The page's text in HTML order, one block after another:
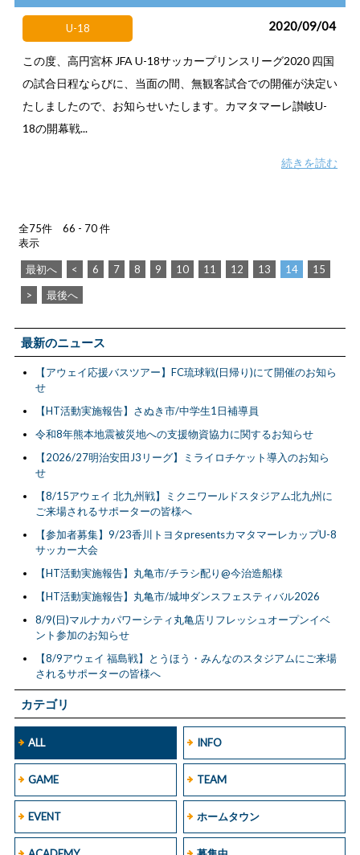
カテゴリ
ALL INFO
GAME TEAM
EVENT ホームタウン
U-18 2020/09/04
この度、高円宮杯 JFA U-18サッカープリンスリーグ2020 四国
の試合日程ならびに、当面の間、無観客試合での開催が決定い
たしましたので、お知らせいたします。カマタマーレ讃岐U-
18の開幕戦...
続きを読む
全75件 66 - 70 件
表示
最初へ < 6 7 8 9 10 11 12 13 14
15
>
最後へ
最新のニュース
【アウェイ応援バスツアー】FC琉球戦(日帰り)にて開催のお知ら
せ
【HT活動実施報告】さぬき市/中学生1日補導員
令和8年熊本地震被災地への支援物資協力に関するお知らせ
【2026/27明治安田J3リーグ】ミライロチケット導入のお知ら
せ
【8/15アウェイ 北九州戦】ミクニワールドスタジアム北九州に
ご来場されるサポーターの皆様へ
【参加者募集】9/23香川トヨタpresentsカマタマーレカップU-8
サッカー大会
【HT活動実施報告】丸亀市/チラシ配り@今治造船様
【HT活動実施報告】丸亀市/城坤ダンスフェスティバル2026
8/9(日)マルナカパワーシティ丸亀店リフレッシュオープンイベ
ント参加のお知らせ
【8/9アウェイ 福島戦】とうほう・みんなのスタジアムにご来場
されるサポーターの皆様へ